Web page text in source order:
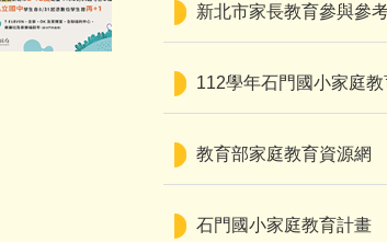
新北市家長教育參與參
112學年石門國小家庭
教育部家庭教育資源網
石門國小家庭教育計畫